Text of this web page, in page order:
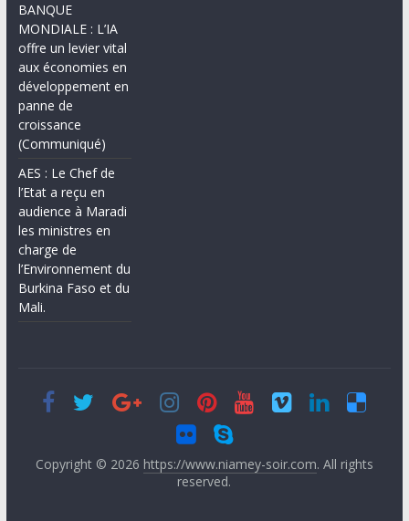
BANQUE
MONDIALE : L’IA
offre un levier vital
aux économies en
développement en
panne de
croissance
(Communiqué)
AES : Le Chef de
l’Etat a reçu en
audience à Maradi
les ministres en
charge de
l’Environnement du
Burkina Faso et du
Mali.
Copyright © 2026 https://www.niamey-soir.com. All rights
reserved.